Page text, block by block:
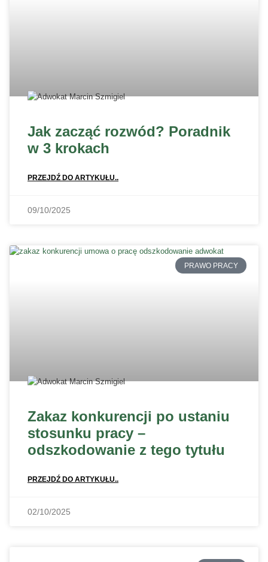
Jak zacząć rozwód? Poradnik
w 3 krokach
PRZEJDŹ DO ARTYKUŁU..
09/10/2025
PRAWO PRACY
Zakaz konkurencji po ustaniu
stosunku pracy –
odszkodowanie z tego tytułu
PRZEJDŹ DO ARTYKUŁU..
02/10/2025